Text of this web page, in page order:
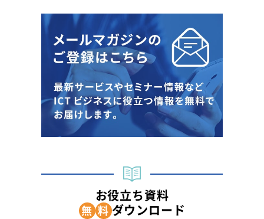
お役立ち資料
無 料 ダウンロード